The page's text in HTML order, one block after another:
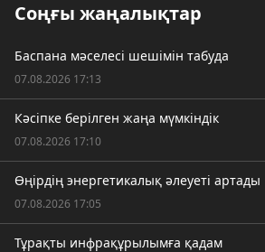
Соңғы жаңалықтар
Баспана мәселесі шешімін табуда
07.08.2026 17:13
Кәсіпке берілген жаңа мүмкіндік
07.08.2026 17:10
Өңірдің энергетикалық әлеуеті артады
07.08.2026 17:05
Тұрақты инфрақұрылымға қадам